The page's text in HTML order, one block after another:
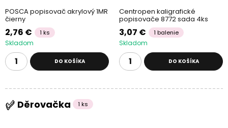
POSCA popisovač akrylový 1MR
čierny
2,76 € 1 ks
Skladom
DO KOŠÍKA
Centropen kaligrafické
popisovače 8772 sada 4ks
3,07 € 1 balenie
Skladom
DO KOŠÍKA
Děrovačka 1 ks